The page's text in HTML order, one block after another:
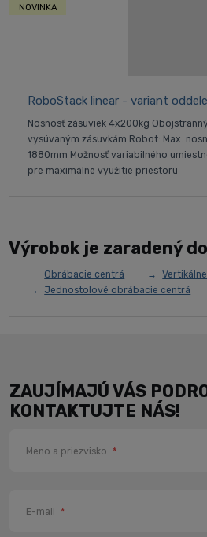
RoboStack linear - variant
Nosnosť zásuviek 4x200kg
vysúvaným zásuvkám Robot: Max.
1880mm Možnosť variabilného
pre maximálne využitie priestoru
NOVINKA
Výrobok je zaradený
Obrábacie centrá
Jednostolové obrábacie centrá
ZAUJÍMAJÚ VÁS
KONTAKTUJTE NÁS!
Meno a priezvisko *
E-mail *